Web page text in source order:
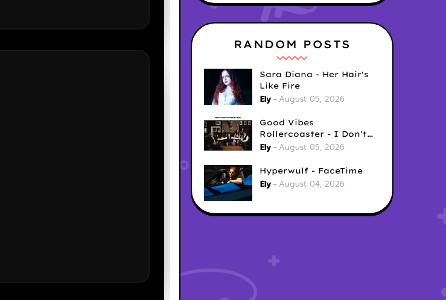
RANDOM POSTS
Sara Diana - Her Hair's
Like Fire
Ely August 05, 2026
Good Vibes
Rollercoaster - I Don't
Care
Ely August 05, 2026
Hyperwulf - FaceTime
Ely August 04, 2026